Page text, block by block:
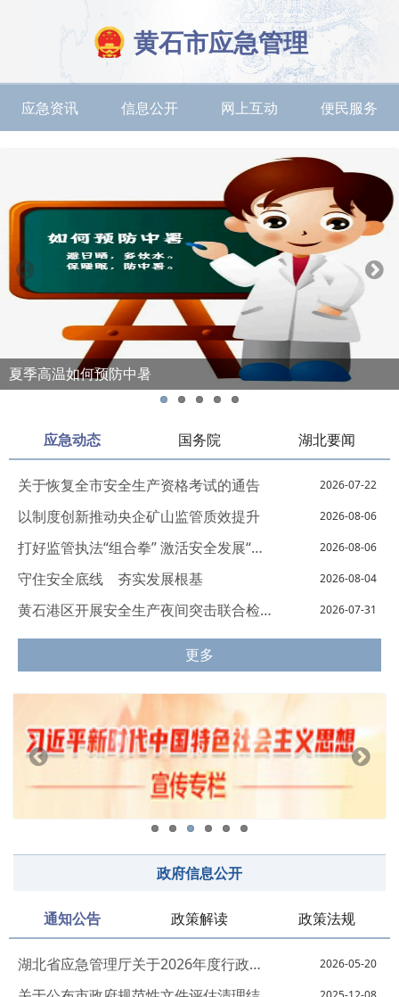
黄石市应急管理
应急资讯 信息公开 网上互动 便民服务
夏季高温如何预防中暑
应急动态 国务院 湖北要闻
2026-07-22
关于恢复全市安全生产资格考试的通告
2026-08-06
以制度创新推动央企矿山监管质效提升
2026-08-06
打好监管执法“组合拳” 激活安全发展“新...
2026-08-04
守住安全底线 夯实发展根基
2026-07-31
黄石港区开展安全生产夜间突击联合检查
更多
政府信息公开
通知公告 政策解读 政策法规
2026-05-20
湖北省应急管理厅关于2026年度行政规范性...